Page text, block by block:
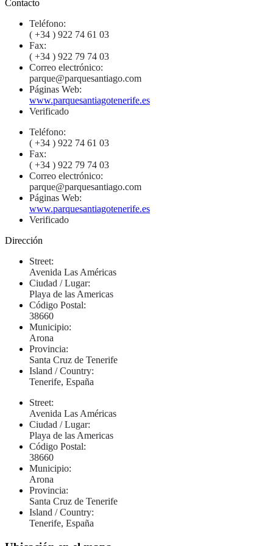
Contacto
Teléfono:
( +34 ) 922 74 61 03
Fax:
( +34 ) 922 79 74 03
Correo electrónico:
parque@parquesantiago.com
Páginas Web:
www.parquesantiagotenerife.es
Verificado
Teléfono:
( +34 ) 922 74 61 03
Fax:
( +34 ) 922 79 74 03
Correo electrónico:
parque@parquesantiago.com
Páginas Web:
www.parquesantiagotenerife.es
Verificado
Dirección
Street:
Avenida Las Américas
Ciudad / Lugar:
Playa de las Americas
Código Postal:
38660
Municipio:
Arona
Provincia:
Santa Cruz de Tenerife
Island / Country:
Tenerife, España
Street:
Avenida Las Américas
Ciudad / Lugar:
Playa de las Americas
Código Postal:
38660
Municipio:
Arona
Provincia:
Santa Cruz de Tenerife
Island / Country:
Tenerife, España